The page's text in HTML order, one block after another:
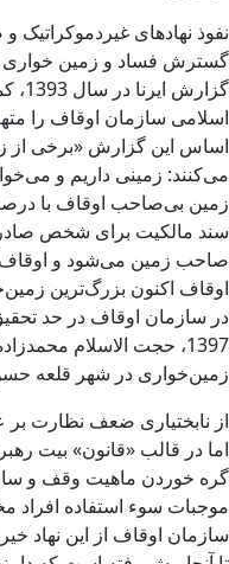
نفوذ نهادهای
گسترش فساد و زمین
اسلامی سازمان اوقاف را
اساس این گزارش «برخی از
می‌كنند: ‌زمينی ‌داريم‌ و
زمين بی‌صاحب اوقاف با
سند مالكيت برای شخص صادر
صاحب زمين می‌شود و اوقاف
اوقاف‌ اكنون بزرگ‌ترين
در سازمان اوقاف در حد
1397، حجت الاسلام
زمین‌خواری در شهر قلعه
از نابختیاری ضعف نظارت
اما در قالب «قانون» بیت
گره خوردن ماهیت وقف و
موجبات سوء استفاده افراد
سازمان اوقاف از این نهاد